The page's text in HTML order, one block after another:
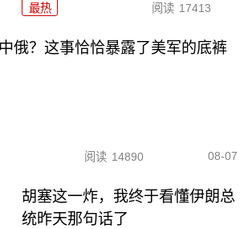
最热 阅读 17413
俄？这事恰恰暴露了美军的底裤
阅读 14890 08-07
胡塞这一炸，我终于看懂伊朗总
统昨天那句话了